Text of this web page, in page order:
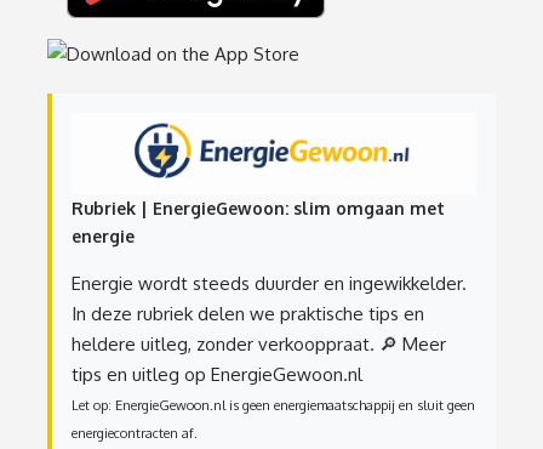
Rubriek | EnergieGewoon: slim omgaan met
energie
Energie wordt steeds duurder en ingewikkelder.
In deze rubriek delen we praktische tips en
heldere uitleg, zonder verkooppraat. 🔎 Meer
tips en uitleg op EnergieGewoon.nl
Let op: EnergieGewoon.nl is geen energiemaatschappij en sluit geen
energiecontracten af.